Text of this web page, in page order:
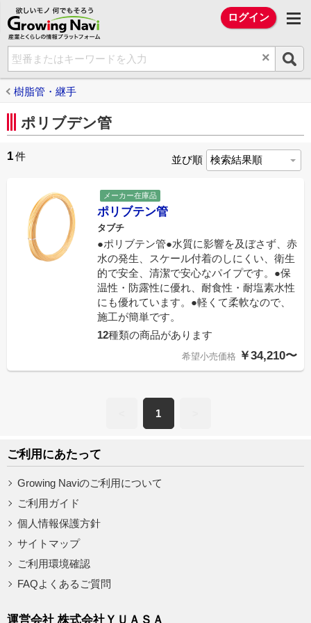
欲しいモノ 何でもそろう Growing Navi（
ログイン
×
樹脂管・継手
ポリブデン管
1件 並び順
メーカー在庫品
ポリブテン管
タブチ
●ポリブテン管●水質に影響を及ぼさず、赤
水の発生、スケール付着のしにくい、衛生
的で安全、清潔で安心なパイプです。●保
温性・防露性に優れ、耐食性・耐塩素水性
にも優れています。●軽くて柔軟なので、
施工が簡単です。
12種類の商品があります
希望小売価格 ￥34,210〜
1
ご利用にあたって
Growing Naviのご利用について
ご利用ガイド
個人情報保護方針
サイトマップ
ご利用環境確認
FAQよくあるご質問
運営会社 株式会社ＹＵＡＳＡ